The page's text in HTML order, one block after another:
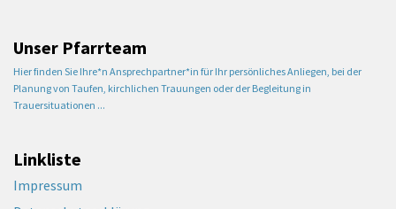
Unser Pfarrteam
Hier finden Sie Ihre*n Ansprechpartner*in für Ihr persönliches Anliegen, bei der
Planung von Taufen, kirchlichen Trauungen oder der Begleitung in
Trauersituationen ...
Linkliste
Impressum